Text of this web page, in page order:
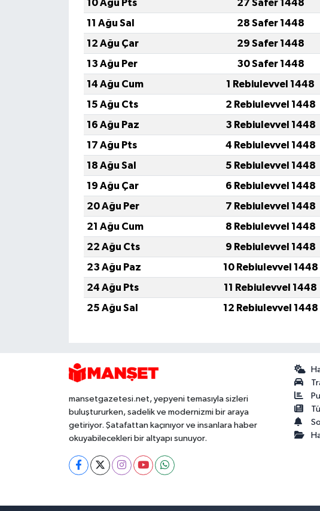
10 Ağu Pts
27 Safer 1448
11 Ağu Sal
28 Safer 1448
12 Ağu Çar
29 Safer 1448
13 Ağu Per
30 Safer 1448
14 Ağu Cum
1 Rebiulevvel 1448
15 Ağu Cts
2 Rebiulevvel 1448
16 Ağu Paz
3 Rebiulevvel 1448
17 Ağu Pts
4 Rebiulevvel 1448
18 Ağu Sal
5 Rebiulevvel 1448
19 Ağu Çar
6 Rebiulevvel 1448
20 Ağu Per
7 Rebiulevvel 1448
21 Ağu Cum
8 Rebiulevvel 1448
22 Ağu Cts
9 Rebiulevvel 1448
23 Ağu Paz
10 Rebiulevvel 1448
24 Ağu Pts
11 Rebiulevvel 1448
25 Ağu Sal
12 Rebiulevvel 1448
mansetgazetesi.net, yepyeni temasıyla sizleri
buluştururken, sadelik ve modernizmi bir araya
getiriyor. Şatafattan kaçınıyor ve insanlara haber
okuyabilecekleri bir altyapı sunuyor.